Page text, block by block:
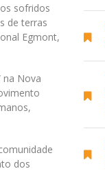
sofridos
de terras
Egmont,
na Nova
dos